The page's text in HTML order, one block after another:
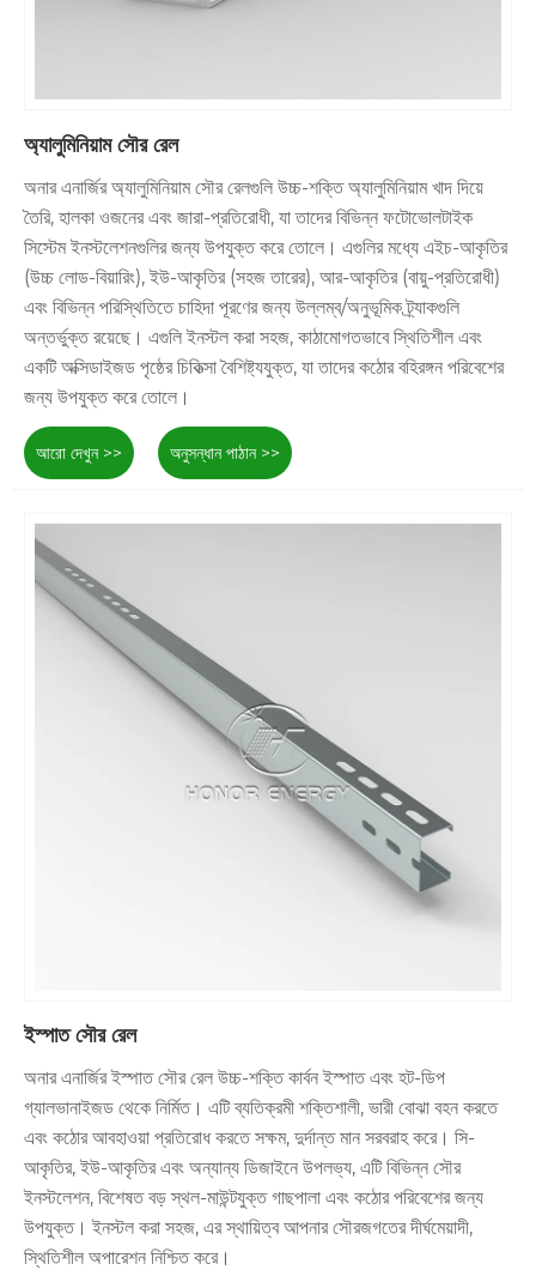
প্রতিরোধী এবং 12 বছরের ওয়ারেন্টি সহ আসে। বিভিন্ন মডেলও রয়েছে: টাইপ এইচ
ভারী লোড নেয়, বড় পাওয়ার স্টেশনগুলির জন্য উপযুক্ত; টাইপ ইউ তারের একটি
অনুভূমিক সংস্করণগুলিও রয়েছে - উল্লম্ব একটি স্থান সংরক্ষণ করে, যখন
অনুভূমিকটি নিয়মিত ইনস্টলগুলির জন্য কাজ করে। এটি ছাদ এবং গ্রাউন্ড পিভি
উভয় প্রকল্পের জন্য কাজ করে।
অ্যালুমিনিয়াম সৌর রেল
অনার এনার্জির অ্যালুমিনিয়াম সৌর রেলগুলি উচ্চ-শক্তি অ্যালুমিনিয়াম খাদ দিয়ে
তৈরি, হালকা ওজনের এবং জারা-প্রতিরোধী, যা তাদের বিভিন্ন ফটোভোলটাইক
সিস্টেম ইনস্টলেশনগুলির জন্য উপযুক্ত করে তোলে। এগুলির মধ্যে এইচ-আকৃতির
(উচ্চ লোড-বিয়ারিং), ইউ-আকৃতির (সহজ তারের), আর-আকৃতির (বায়ু-প্রতিরোধী)
এবং বিভিন্ন পরিস্থিতিতে চাহিদা পূরণের জন্য উল্লম্ব/অনুভূমিক ট্র্যাকগুলি
অন্তর্ভুক্ত রয়েছে। এগুলি ইনস্টল করা সহজ, কাঠামোগতভাবে স্থিতিশীল এবং
একটি অক্সিডাইজড পৃষ্ঠের চিকিত্সা বৈশিষ্ট্যযুক্ত, যা তাদের কঠোর বহিরঙ্গন পরিবেশের
জন্য উপযুক্ত করে তোলে।
আরো দেখুন >> অনুসন্ধান পাঠান >>
ইস্পাত সৌর রেল
অনার এনার্জির ইস্পাত সৌর রেল উচ্চ-শক্তি কার্বন ইস্পাত এবং হট-ডিপ
গ্যালভানাইজড থেকে নির্মিত। এটি ব্যতিক্রমী শক্তিশালী, ভারী বোঝা বহন করতে
এবং কঠোর আবহাওয়া প্রতিরোধ করতে সক্ষম, দুর্দান্ত মান সরবরাহ করে। সি-
আকৃতির, ইউ-আকৃতির এবং অন্যান্য ডিজাইনে উপলভ্য, এটি বিভিন্ন সৌর
ইনস্টলেশন, বিশেষত বড় স্থল-মাউন্টযুক্ত গাছপালা এবং কঠোর পরিবেশের জন্য
উপযুক্ত। ইনস্টল করা সহজ, এর স্থায়িত্ব আপনার সৌরজগতের দীর্ঘমেয়াদী,
স্থিতিশীল অপারেশন নিশ্চিত করে।